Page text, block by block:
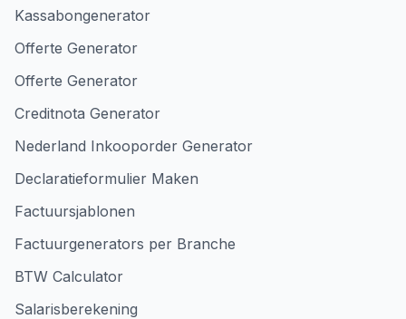
Kassabongenerator
Offerte Generator
Offerte Generator
Creditnota Generator
Nederland Inkooporder Generator
Declaratieformulier Maken
Factuursjablonen
Factuurgenerators per Branche
BTW Calculator
Salarisberekening